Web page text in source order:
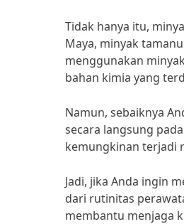
Tidak hanya itu,
Maya, minyak
menggunakan
bahan kimia yang
Namun, sebaiknya
secara langsung
kemungkinan terjadi
Jadi, jika Anda ingin
dari rutinitas
membantu menjaga